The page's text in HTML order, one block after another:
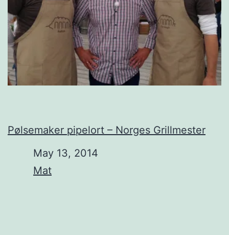
Pølsemaker pipelort – Norges Grillmester
May 13, 2014
In relation to
Mat